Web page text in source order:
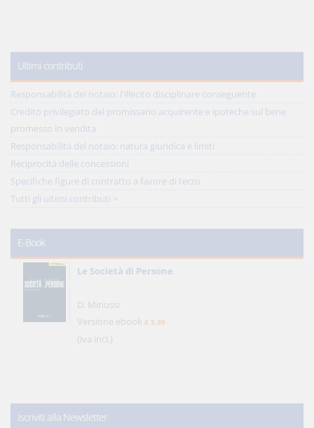
Ultimi contributi
Responsabilità del notaio: l'illecito disciplinare conseguente
Credito privilegiato del promissario acquirente e ipoteche sul bene
promesso in vendita
Responsabilità del notaio: natura giuridica e limiti
Reciprocità delle concessioni
Specifiche figure di contratto a favore di terzo
Tutti gli ultimi contributi >
E-Book
Le Società di Persone
D. Minussi
Versione ebook € 5,99
(iva incl.)
Iscriviti alla Newsletter